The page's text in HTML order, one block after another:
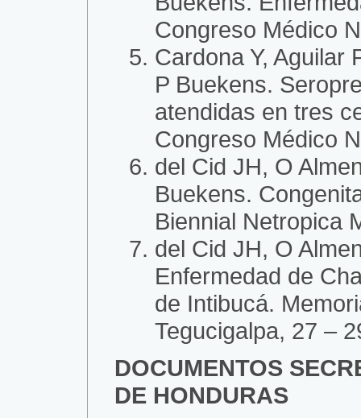
Congreso Médico
Cardona Y, Aguilar
P Buekens.
atendidas en tres
Congreso Médico
del Cid JH, O
Buekens.
Biennial Netropica
del Cid JH, O
Enfermedad de
de Intibucá.
Tegucigalpa, 27 –
DOCUMENTOS
DE HONDURAS